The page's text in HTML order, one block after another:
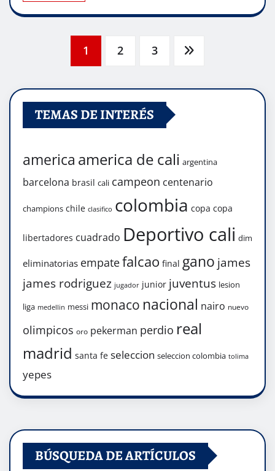
Navegación
de
entradas
1 2 3
TEMAS DE INTERÉS
america america de cali argentina
barcelona brasil cali campeon centenario
champions chile clasifico colombia copa copa
libertadores cuadrado Deportivo cali dim
eliminatorias empatefalcao final gano james
james rodriguez jugador junior juventus lesion
liga medellin messi monaco nacional nairo nuevo
olimpicos oro pekerman perdio real
madrid santa fe seleccion seleccion colombia tolima
yepes
BÚSQUEDA DE ARTÍCULOS